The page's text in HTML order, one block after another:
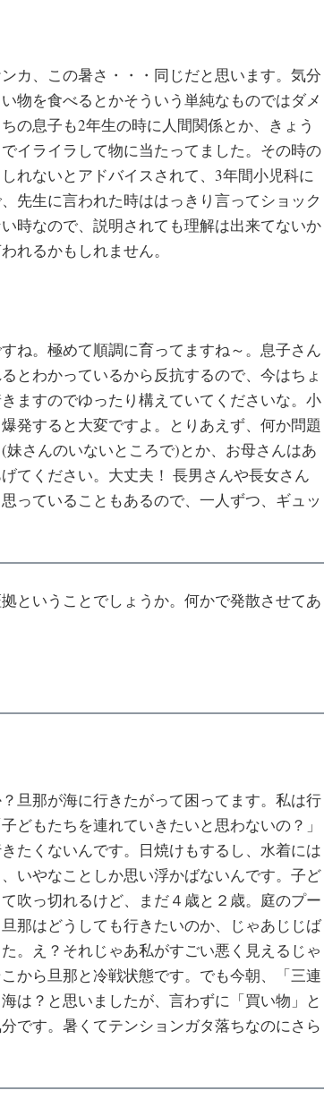
カ、この暑さ・・・同じだと思います。気分
物を食べるとかそういう単純なものではダメ
の息子も2年生の時に人間関係とか、きょう
イライラして物に当たってました。その時の
れないとアドバイスされて、3年間小児科に
先生に言われた時ははっきり言ってショック
時なので、説明されても理解は出来てないか
れるかもしれません。
ね。極めて順調に育ってますね～。息子さん
とわかっているから反抗するので、今はちょ
ますのでゆったり構えていてくださいな。小
発すると大変ですよ。とりあえず、何か問題
さんのいないところで)とか、お母さんはあ
てください。大丈夫！ 長男さんや長女さん
っていることもあるので、一人ずつ、ギュッ
ということでしょうか。何かで発散させてあ
旦那が海に行きたがって困ってます。私は行
どもたちを連れていきたいと思わないの？」
たくないんです。日焼けもするし、水着には
いやなことしか思い浮かばないんです。子ど
吹っ切れるけど、まだ４歳と２歳。庭のプー
那はどうしても行きたいのか、じゃあじじば
。え？それじゃあ私がすごい悪く見えるじゃ
から旦那と冷戦状態です。でも今朝、「三連
は？と思いましたが、言わずに「買い物」と
です。暑くてテンションガタ落ちなのにさら